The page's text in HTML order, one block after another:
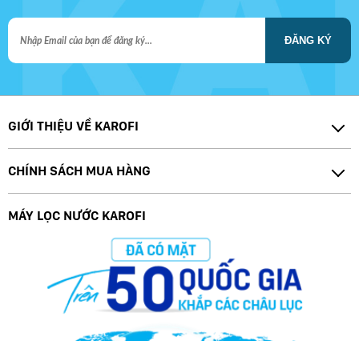
ĐĂNG KÝ
GIỚI THIỆU VỀ KAROFI
CHÍNH SÁCH MUA HÀNG
MÁY LỌC NƯỚC KAROFI